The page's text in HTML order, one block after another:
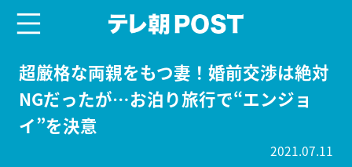
超厳格な両親をもつ妻！婚前交渉は絶対
NGだったが…お泊り旅行で“エンジョ
イ”を決意
2021.07.11